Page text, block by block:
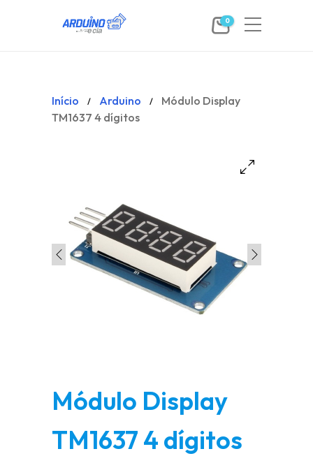
0
Início / Arduino /
Módulo Display
TM1637 4 dígitos
Módulo Display
TM1637 4 dígitos